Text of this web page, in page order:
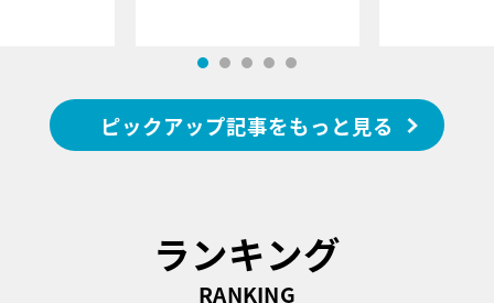
ピックアップ記事をもっと見る
ランキング
RANKING